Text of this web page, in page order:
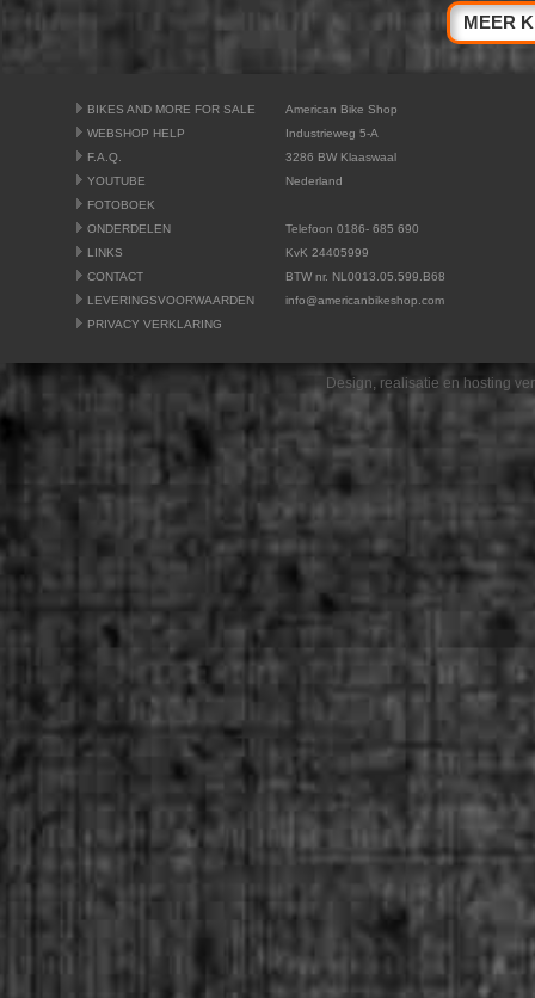
MEER
BIKES AND MORE FOR SALE
WEBSHOP HELP
F.A.Q.
YOUTUBE
FOTOBOEK
ONDERDELEN
LINKS
CONTACT
LEVERINGSVOORWAARDEN
PRIVACY VERKLARING
American Bike Shop
Industrieweg 5-A
3286 BW Klaaswaal
Nederland
Telefoon 0186- 685 690
KvK 24405999
BTW nr. NL0013.05.599.B68
info@americanbikeshop.com
Design, realisatie en hosting